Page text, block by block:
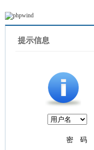
提示信息
密 码